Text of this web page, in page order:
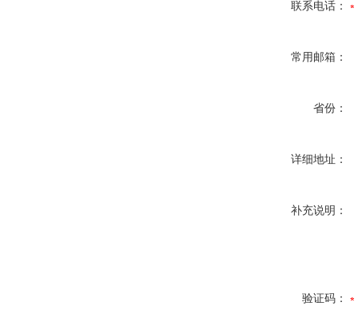
联系电话：
常用邮箱：
省份：
详细地址：
补充说明：
验证码：